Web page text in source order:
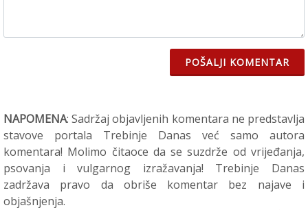
POŠALJI KOMENTAR
NAPOMENA: Sadržaj objavljenih komentara ne predstavlja
stavove portala Trebinje Danas već samo autora
komentara! Molimo čitaoce da se suzdrže od vrijeđanja,
psovanja i vulgarnog izražavanja! Trebinje Danas
zadržava pravo da obriše komentar bez najave i
objašnjenja.